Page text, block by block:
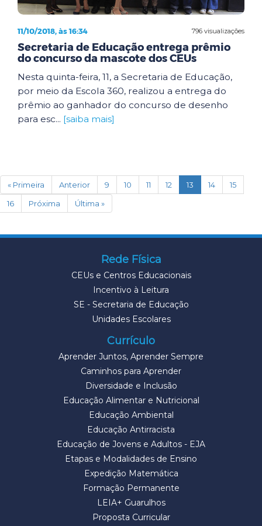
796 visualizações
11/10/2018, às 16:34
Secretaria de Educação entrega prêmio
do concurso da mascote dos CEUs
Nesta quinta-feira, 11, a Secretaria de Educação,
por meio da Escola 360, realizou a entrega do
prêmio ao ganhador do concurso de desenho
para esc... [saiba mais]
« Primeira Anterior 9 10 11 12 13 (current)
14
15
16
Próxima Última »
Rede Física
CEUs e Centros Educacionais
Incentivo à Leitura
SE - Secretaria de Educação
Unidades Escolares
Currículo
Aprender Juntos, Aprender Sempre
Caminhos para Aprender
Diversidade e Inclusão
Educação Alimentar e Nutricional
Educação Ambiental
Educação Antirracista
Educação de Jovens e Adultos - EJA
Etapas e Modalidades de Ensino
Expedição Matemática
Formação Permanente
LEIA+ Guarulhos
Proposta Curricular